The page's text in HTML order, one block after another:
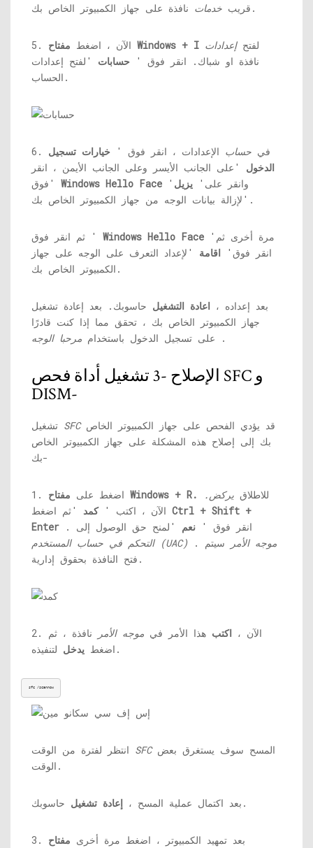
قريب خدمات نافذة على جهاز الكمبيوتر الخاص بك.
5. الآن ، اضغط مفتاح Windows + I لفتحإعدادات
نافذة او شباك. انقر فوق ' حسابات 'لفتح إعدادات
الحساب.
6. في حساب الإعدادات ، انقر فوق ' خيارات تسجيل
الدخول 'على الجانب الأيسر وعلى الجانب الأيمن ، انقر
فوق' Windows Hello Face 'وانقر على' يزيل
'لإزالة بيانات الوجه من جهاز الكمبيوتر الخاص بك.
ثم انقر فوق ' Windows Hello Face 'مرة أخرى ثم
انقر فوق' اقامة 'لإعداد التعرف على الوجه على جهاز
الكمبيوتر الخاص بك.
بعد إعداده ، اعادة التشغيل حاسوبك. بعد إعادة تشغيل
جهاز الكمبيوتر الخاص بك ، تحقق مما إذا كنت قادرًا
على تسجيل الدخول باستخدام مرحبا الوجه .
الإصلاح -3 تشغيل أداة فحص SFC و
DISM-
SFCقد يؤدي الفحص على جهاز الكمبيوتر الخاص
بك إلى إصلاح هذه المشكلة على جهاز الكمبيوتر الخاص
بك-
1. اضغط على مفتاح Windows + R. للاطلاق يركض.
الآن ، اكتب 'كمد
Ctrl + Shift +
Enter
. انقر فوق ' نعم 'لمنح حق الوصول إلى
التحكم في حساب المستخدم (UAC) . موجه الأمر
سيتم
فتح النافذة بحقوق إدارية.
2. الآن ، اكتب هذا الأمر في موجه الأمر
نافذة ، ثم
اضغط يدخل لتنفيذه.
sfc /scannow
SFCالمسح سوف يستغرق بعض
الوقت.
بعد اكتمال عملية المسح ، إعادة تشغيل حاسوبك.
3. بعد تمهيد الكمبيوتر ، اضغط مرة أخرى مفتاح